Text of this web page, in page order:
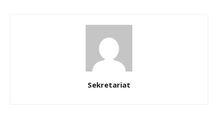
Sekretariat